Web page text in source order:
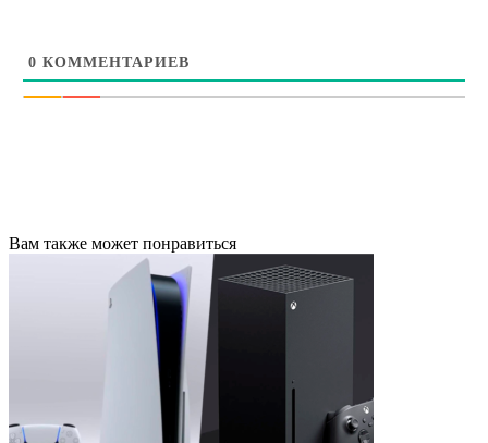
0 КОММЕНТАРИЕВ
Вам также может понравиться